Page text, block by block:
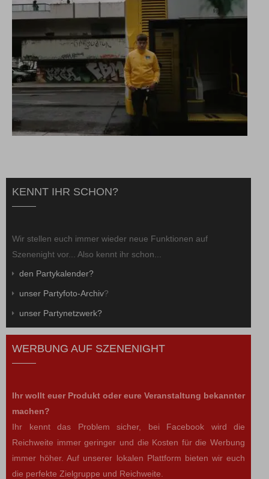
KENNT IHR SCHON?
Wir stellen euch immer wieder neue Funktionen auf
Szenenight vor... Also kennt ihr schon...
den Partykalender?
unser Partyfoto-Archiv?
unser Partynetzwerk?
WERBUNG AUF SZENENIGHT
Ihr wollt euer Produkt oder eure Veranstaltung bekannter
machen?
Ihr kennt das Problem sicher, bei Facebook wird die
Reichweite immer geringer und die Kosten für die Werbung
immer höher. Auf unserer lokalen Plattform bieten wir euch
die perfekte Zielgruppe und Reichweite.